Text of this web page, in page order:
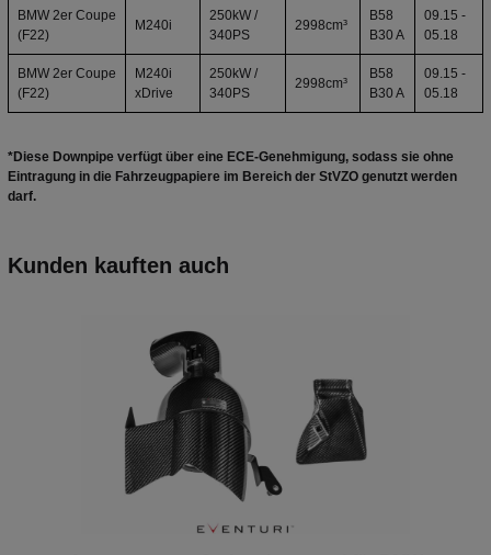
BMW 2er Coupe
(F22)
M240i
250kW /
340PS
2998cm³
B58
B30 A
09.15 -
05.18
BMW 2er Coupe
(F22)
M240i
xDrive
250kW /
340PS
2998cm³
B58
B30 A
09.15 -
05.18
*Diese Downpipe verfügt über eine ECE-Genehmigung, sodass sie ohne
Eintragung in die Fahrzeugpapiere im Bereich der StVZO genutzt werden
darf.
Kunden kauften auch